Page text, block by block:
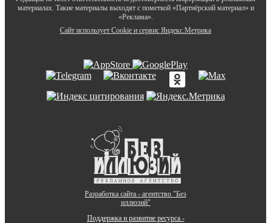
материалах. Такие материалы выходят с пометкой «Партнёрский материал» и
«Реклама».
Сайт использует Cookie и сервиc Яндекс.Метрика
Разработка сайта - агентство "Без
иллюзий"
Поддержка и развитие ресурса -